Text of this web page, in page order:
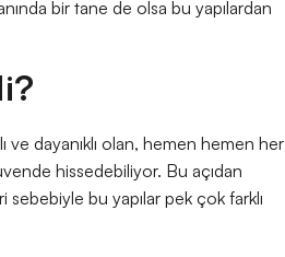
bir tane de olsa bu yapılardan
dayanıklı olan, hemen hemen her
hissedebiliyor. Bu açıdan
sebebiyle bu yapılar pek çok farklı